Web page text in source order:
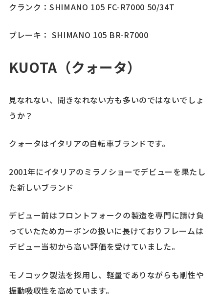
クランク：SHIMANO 105 FC-R7000 50/34T
ブレーキ： SHIMANO 105 BR-R7000
KUOTA （クォータ）
見なれない、聞きなれない方も多いのではないでしょ
うか？
クォータはイタリアの自転車ブランドです。
2001年にイタリアのミラノショーでデビューを果たし
た新しいブランド
デビュー前はフロントフォークの製造を専門に請け負
っていたためカーボンの扱いに長けておりフレームは
デビュー当初から高い評価を受けていました。
モノコック製法を採用し、軽量でありながらも剛性や
振動吸収性を高めています。